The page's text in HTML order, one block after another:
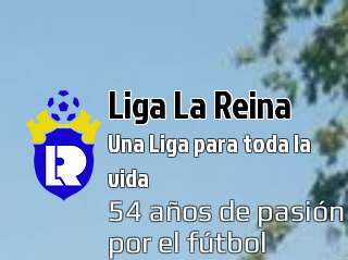
Liga La Reina
Una Liga para toda la
vida
54años de pasión
por el fútbol